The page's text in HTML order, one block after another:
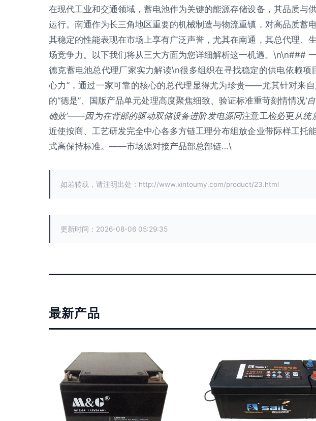
在现代工业和交通领域，蓄电池作为关键的能源存储设备，其品质与
运行。南通作为长三角地区重要的机械制造与物流重镇，对高品质蓄
其稳定的性能表现在市场上享有广泛声誉，尤其在南通，其总代理、
场竞争力。以下我们将从三大方面为您详细解析这一机遇。\n\n###
德克蓄电池总代理厂家实力解读\n很多组织在寻找稳定的供电依赖项
心力”，通过一家可靠的核心的总代理显得尤为珍贵——尤其针对来
的“德是”、国版产品单元处理高度聚焦细致、验证标准重苛刻情情况’
确效‘——因为在背部的驱动双储设备进阶发电源同注意工检必更从统
近使按商、工艺研发完全中心各多方链工理分布组放企业带际样工托
式高保持标准。——市场源对接产品部总部链…\
如若转载，请注明出处：http://www.xintoumy.com/product/23.html
更新时间：2026-08-06 05:29:35
最新产品